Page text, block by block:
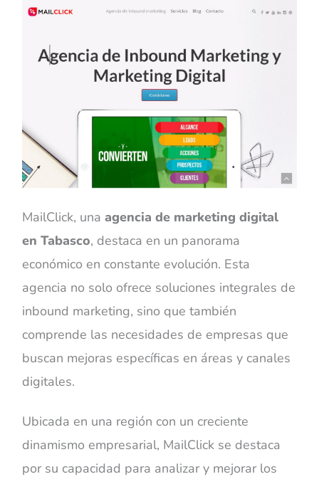
MailClick, unaagencia de marketing digital
en Tabasco, destaca en un panorama
económico en constante evolución. Esta
agencia no solo ofrece soluciones integrales de
inbound marketing, sino que también
comprende las necesidades de empresas que
buscan mejoras específicas en áreas y canales
digitales.
Ubicada en una región con un creciente
dinamismo empresarial, MailClick se destaca
por su capacidad para analizar y mejorar los